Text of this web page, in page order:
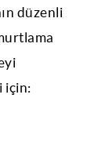
düzenli
için: